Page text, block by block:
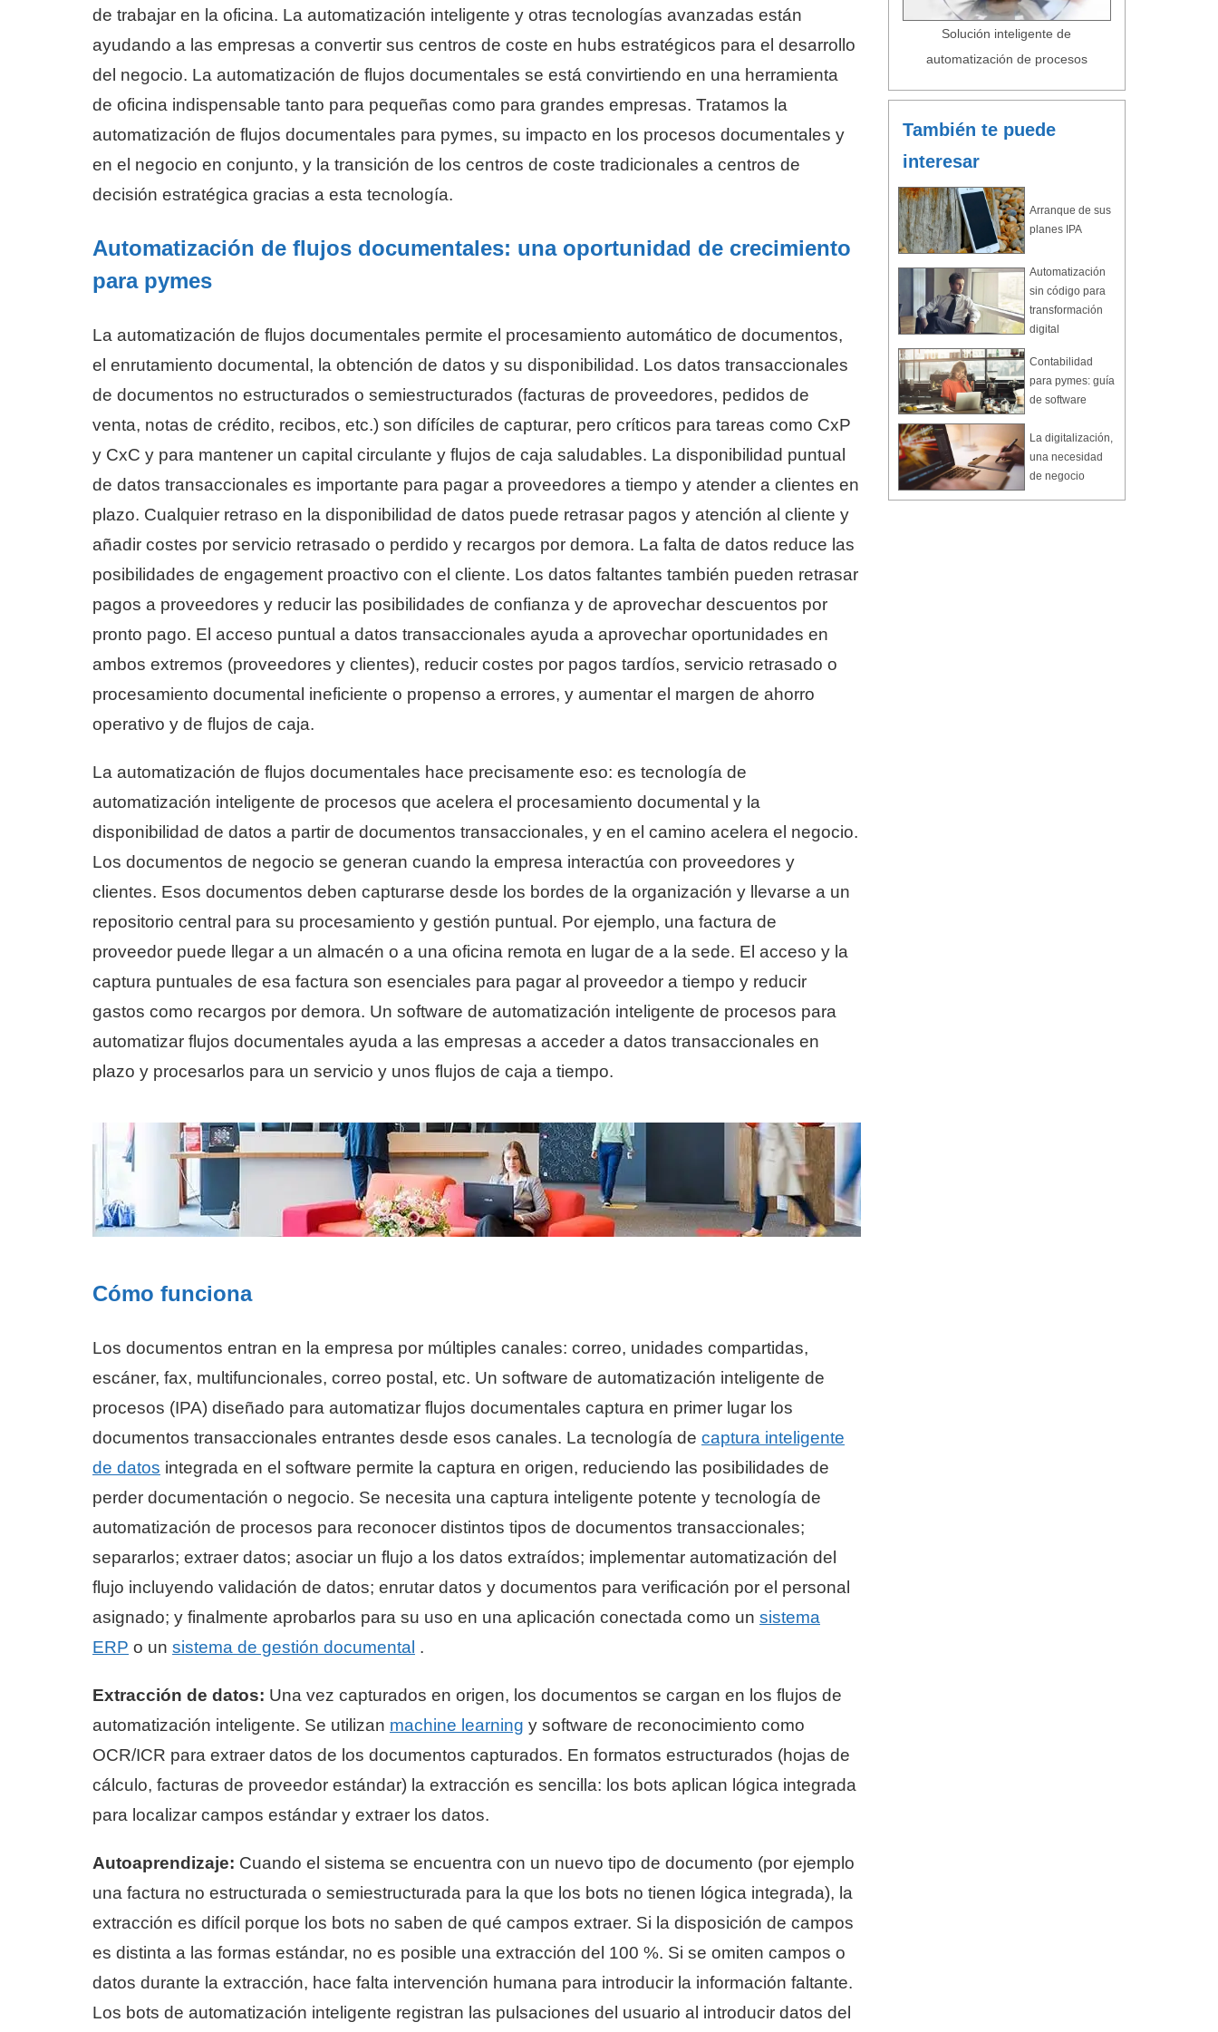
de trabajar en la oficina. La automatización inteligente y otras tecnologías avanzadas están
ayudando a las empresas a convertir sus centros de coste en hubs estratégicos para el desarrollo
del negocio. La automatización de flujos documentales se está convirtiendo en una herramienta
de oficina indispensable tanto para pequeñas como para grandes empresas. Tratamos la
automatización de flujos documentales para pymes, su impacto en los procesos documentales y
en el negocio en conjunto, y la transición de los centros de coste tradicionales a centros de
decisión estratégica gracias a esta tecnología.
Automatización de flujos documentales: una oportunidad de crecimiento
para pymes
La automatización de flujos documentales permite el procesamiento automático de documentos,
el enrutamiento documental, la obtención de datos y su disponibilidad. Los datos transaccionales
de documentos no estructurados o semiestructurados (facturas de proveedores, pedidos de
venta, notas de crédito, recibos, etc.) son difíciles de capturar, pero críticos para tareas como CxP
y CxC y para mantener un capital circulante y flujos de caja saludables. La disponibilidad puntual
de datos transaccionales es importante para pagar a proveedores a tiempo y atender a clientes en
plazo. Cualquier retraso en la disponibilidad de datos puede retrasar pagos y atención al cliente y
añadir costes por servicio retrasado o perdido y recargos por demora. La falta de datos reduce las
posibilidades de engagement proactivo con el cliente. Los datos faltantes también pueden retrasar
pagos a proveedores y reducir las posibilidades de confianza y de aprovechar descuentos por
pronto pago. El acceso puntual a datos transaccionales ayuda a aprovechar oportunidades en
ambos extremos (proveedores y clientes), reducir costes por pagos tardíos, servicio retrasado o
procesamiento documental ineficiente o propenso a errores, y aumentar el margen de ahorro
operativo y de flujos de caja.
La automatización de flujos documentales hace precisamente eso: es tecnología de
automatización inteligente de procesos que acelera el procesamiento documental y la
disponibilidad de datos a partir de documentos transaccionales, y en el camino acelera el negocio.
Los documentos de negocio se generan cuando la empresa interactúa con proveedores y
clientes. Esos documentos deben capturarse desde los bordes de la organización y llevarse a un
repositorio central para su procesamiento y gestión puntual. Por ejemplo, una factura de
proveedor puede llegar a un almacén o a una oficina remota en lugar de a la sede. El acceso y la
captura puntuales de esa factura son esenciales para pagar al proveedor a tiempo y reducir
gastos como recargos por demora. Un software de automatización inteligente de procesos para
automatizar flujos documentales ayuda a las empresas a acceder a datos transaccionales en
plazo y procesarlos para un servicio y unos flujos de caja a tiempo.
Cómo funciona
Los documentos entran en la empresa por múltiples canales: correo, unidades compartidas,
escáner, fax, multifuncionales, correo postal, etc. Un software de automatización inteligente de
procesos (IPA) diseñado para automatizar flujos documentales captura en primer lugar los
documentos transaccionales entrantes desde esos canales. La tecnología de captura inteligente
de datos integrada en el software permite la captura en origen, reduciendo las posibilidades de
perder documentación o negocio. Se necesita una captura inteligente potente y tecnología de
automatización de procesos para reconocer distintos tipos de documentos transaccionales;
separarlos; extraer datos; asociar un flujo a los datos extraídos; implementar automatización del
flujo incluyendo validación de datos; enrutar datos y documentos para verificación por el personal
asignado; y finalmente aprobarlos para su uso en una aplicación conectada como un sistema
ERP o un sistema de gestión documental .
Extracción de datos: Una vez capturados en origen, los documentos se cargan en los flujos de
automatización inteligente. Se utilizan machine learning y software de reconocimiento como
OCR/ICR para extraer datos de los documentos capturados. En formatos estructurados (hojas de
cálculo, facturas de proveedor estándar) la extracción es sencilla: los bots aplican lógica integrada
para localizar campos estándar y extraer los datos.
Autoaprendizaje: Cuando el sistema se encuentra con un nuevo tipo de documento (por ejemplo
una factura no estructurada o semiestructurada para la que los bots no tienen lógica integrada), la
extracción es difícil porque los bots no saben de qué campos extraer. Si la disposición de campos
es distinta a las formas estándar, no es posible una extracción del 100 %. Si se omiten campos o
datos durante la extracción, hace falta intervención humana para introducir la información faltante.
Los bots de automatización inteligente registran las pulsaciones del usuario al introducir datos del
Solución inteligente de
automatización de procesos
También te puede
interesar
Arranque de sus
planes IPA
Automatización
sin código para
transformación
digital
Contabilidad
para pymes: guía
de software
La digitalización,
una necesidad
de negocio